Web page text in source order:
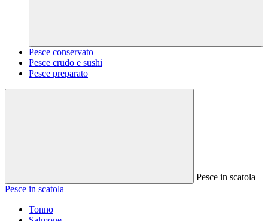
Pesce conservato
Pesce crudo e sushi
Pesce preparato
Pesce in scatola
Pesce in scatola
Tonno